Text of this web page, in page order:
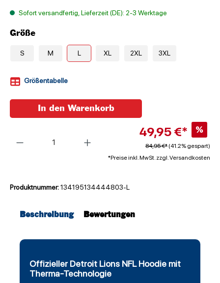
Sofort versandfertig, Lieferzeit (DE): 2-3 Werktage
Größe
S M L XL 2XL 3XL
Größentabelle
49,95 €* %
84,95 €* (41.2% gespart)
*Preise inkl. MwSt. zzgl. Versandkosten
In den Warenkorb
Produktnummer:134195134444803-L
Beschreibung Bewertungen
Offizieller Detroit Lions NFL Hoodie mit
Therma-Technologie